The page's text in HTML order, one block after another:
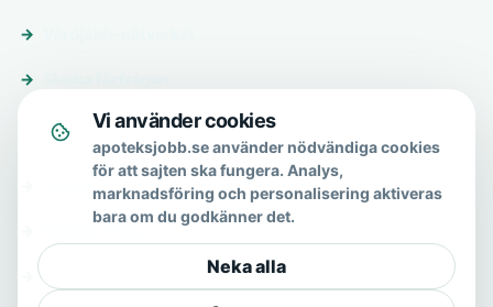
Om & hjälp
Vi använder cookies
apoteksjobb.se använder nödvändiga cookies
för att sajten ska fungera. Analys,
marknadsföring och personalisering aktiveras
bara om du godkänner det.
Neka alla